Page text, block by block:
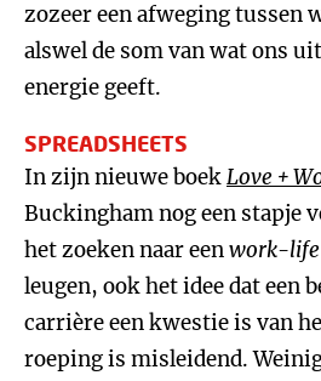
zozeer een afweging tussen
alswel de som van wat ons
energie geeft.
SPREADSHEETS
In zijn nieuwe boekLove +
Buckingham nog een stapje
het zoeken naar eenwork-life
leugen, ook het idee dat een
carrière een kwestie is van
roeping is misleidend.